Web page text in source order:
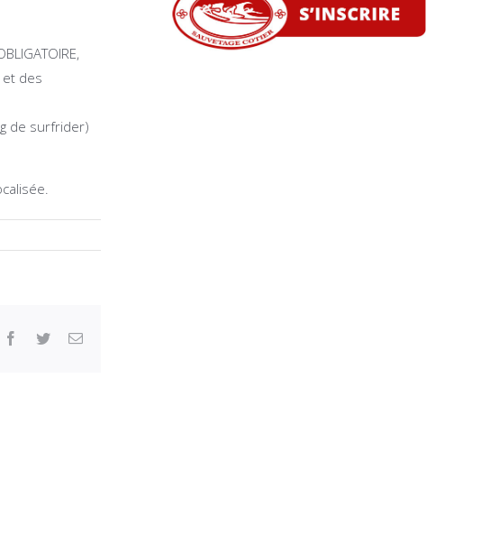
des
de surfrider)
facebook
twitterEmail